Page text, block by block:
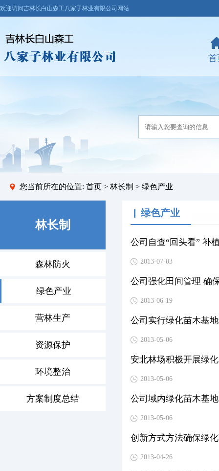
欢迎访问吉林长白山森工八家子林业有限公司网站
首
您当前所在的位置: 首页 > 林长制 > 绿色产业
林长制
森林防火
绿色产业
营林生产
资源保护
环境整治
方案制度总结
绿色产业
公司自查“回头看” 补
2013-07-03
公司强化田间管理 确
2013-06-19
公司实行绿化苗木基
2013-05-06
安北林场积极开展绿
2013-05-06
公司域内绿化苗木基
2013-05-06
创新方式方法确保绿
2013-04-26